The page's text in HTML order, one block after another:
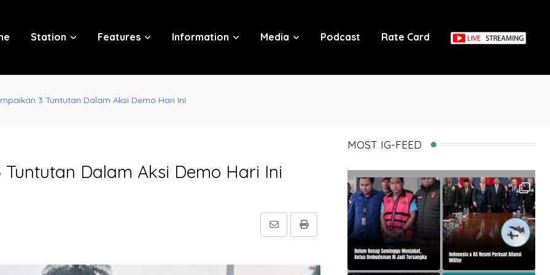
Station Features Information Media Podcast Rate Card
3 Tuntutan Dalam Aksi Demo Hari Ini
Dalam Aksi Demo Hari Ini
Print
Share
MOST IG-FEED